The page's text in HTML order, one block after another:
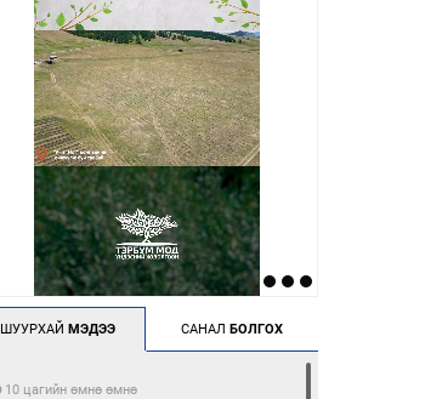
ШУУРХАЙМЭДЭЭ САНАЛБОЛГОХ
10 цагийн өмнө өмнө